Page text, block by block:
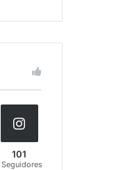
101
Seguidores